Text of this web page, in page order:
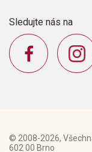
Sledujte nás na
© 2008-2026,
602 00 Brno